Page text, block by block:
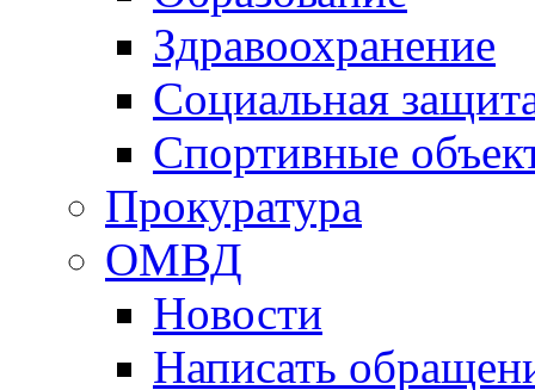
Здравоохранение
Социальная
Спортивные
Прокуратура
ОМВД
Новости
Написать